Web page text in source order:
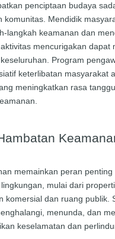
penciptaan budaya
komunitas. Mendidik
langkah keamanan dan
mencurigakan dapat
Program
keterlibatan masyarakat
meningkatkan rasa
memainkan peran penting
mulai dari
komersial dan ruang publik.
menunda, dan
keselamatan dan